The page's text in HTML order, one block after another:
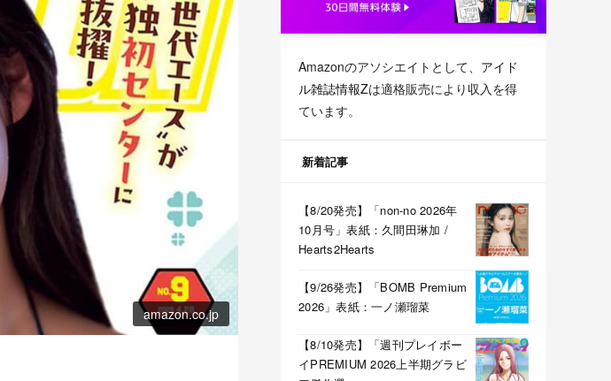
amazon.co.jp
Amazonのアソシエイトとして、 アイド
ル雑誌情報Zは適格販売により収入を得
ています。
新着記事
【8/20発売】「non-no 2026年
10月号」表紙：久間田琳加 /
Hearts2Hearts
【9/26発売】「BOMB Premium
2026」表紙：一ノ瀬瑠菜
【8/10発売】「週刊プレイボー
イPREMIUM 2026上半期グラビ